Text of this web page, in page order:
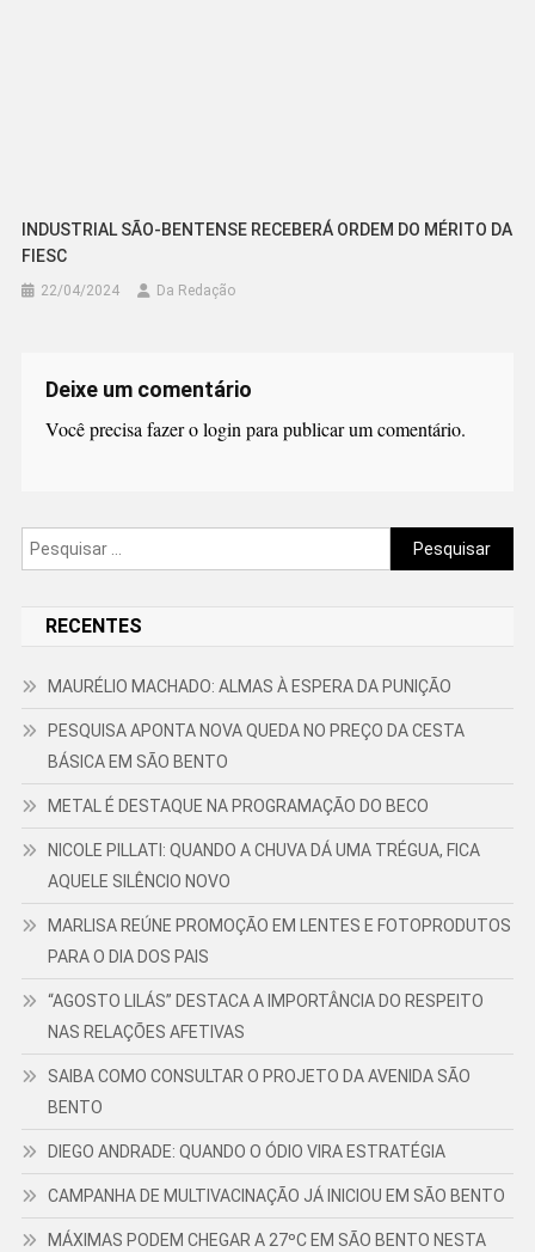
INDUSTRIAL SÃO-BENTENSE RECEBERÁ ORDEM DO MÉRITO DA
FIESC
22/04/2024 Da Redação
Deixe um comentário
Você precisa fazer ologinpara publicar um comentário.
Pesquisar
por:
RECENTES
MAURÉLIO MACHADO: ALMAS À ESPERA DA PUNIÇÃO
PESQUISA APONTA NOVA QUEDA NO PREÇO DA CESTA
BÁSICA EM SÃO BENTO
METAL É DESTAQUE NA PROGRAMAÇÃO DO BECO
NICOLE PILLATI: QUANDO A CHUVA DÁ UMA TRÉGUA, FICA
AQUELE SILÊNCIO NOVO
MARLISA REÚNE PROMOÇÃO EM LENTES E FOTOPRODUTOS
PARA O DIA DOS PAIS
“AGOSTO LILÁS” DESTACA A IMPORTÂNCIA DO RESPEITO
NAS RELAÇÕES AFETIVAS
SAIBA COMO CONSULTAR O PROJETO DA AVENIDA SÃO
BENTO
DIEGO ANDRADE: QUANDO O ÓDIO VIRA ESTRATÉGIA
CAMPANHA DE MULTIVACINAÇÃO JÁ INICIOU EM SÃO BENTO
MÁXIMAS PODEM CHEGAR A 27ºC EM SÃO BENTO NESTA